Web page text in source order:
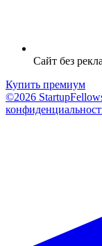
Сайт без
Купить премиум
©2026